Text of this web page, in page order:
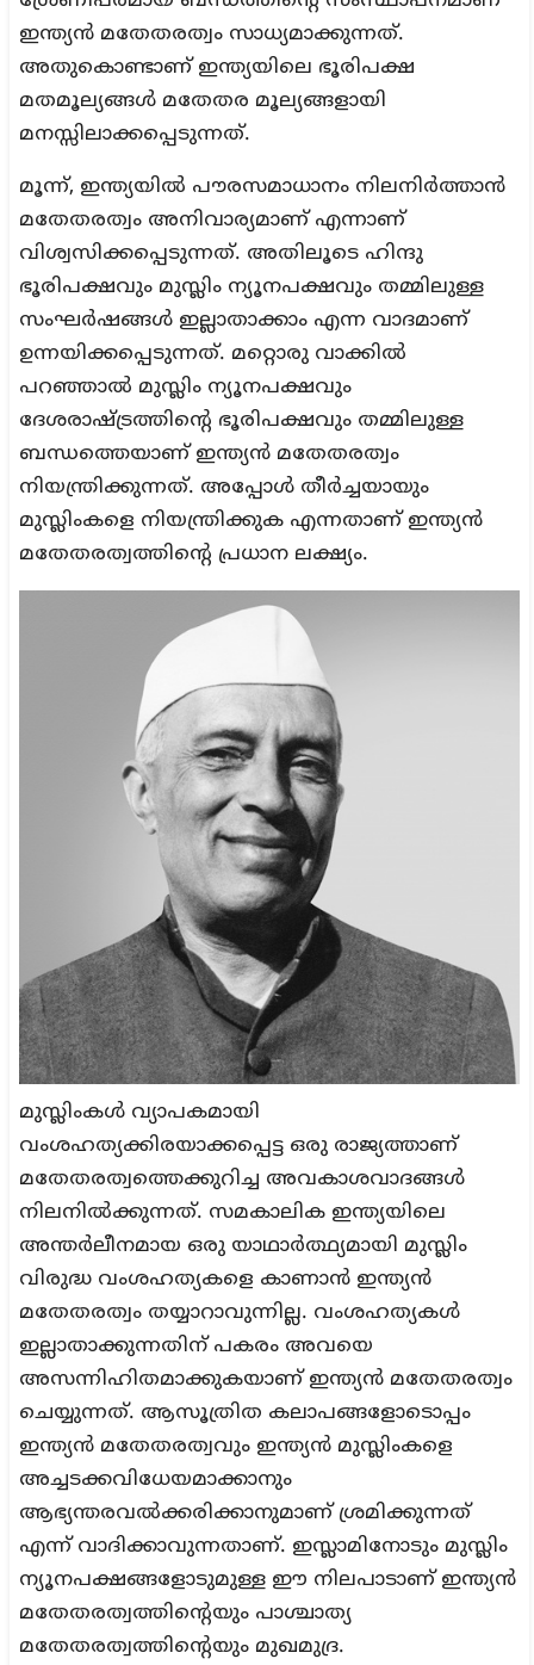
ഇന്ത്യന്‍ മതേതരത്വം സാധ്യമാക്കുന്നത്.
അതുകൊണ്ടാണ് ഇന്ത്യയിലെ ഭൂരിപക്ഷ
മതമൂല്യങ്ങള്‍ മതേതര മൂല്യങ്ങളായി
മനസ്സിലാക്കപ്പെടുന്നത്.
മൂന്ന്, ഇന്ത്യയില്‍ പൗരസമാധാനം നിലനിര്‍ത്താന്‍
മതേതരത്വം അനിവാര്യമാണ് എന്നാണ്
വിശ്വസിക്കപ്പെടുന്നത്. അതിലൂടെ ഹിന്ദു
ഭൂരിപക്ഷവും മുസ്ലിം ന്യൂനപക്ഷവും തമ്മിലുള്ള
സംഘര്‍ഷങ്ങള്‍ ഇല്ലാതാക്കാം എന്ന വാദമാണ്
ഉന്നയിക്കപ്പെടുന്നത്. മറ്റൊരു വാക്കില്‍
പറഞ്ഞാല്‍ മുസ്ലിം ന്യൂനപക്ഷവും
ദേശരാഷ്ട്രത്തിന്റെ ഭൂരിപക്ഷവും തമ്മിലുള്ള
ബന്ധത്തെയാണ് ഇന്ത്യന്‍ മതേതരത്വം
നിയന്ത്രിക്കുന്നത്. അപ്പോള്‍ തീര്‍ച്ചയായും
മുസ്ലിംകളെ നിയന്ത്രിക്കുക എന്നതാണ് ഇന്ത്യന്‍
മതേതരത്വത്തിന്റെ പ്രധാന ലക്ഷ്യം.
മുസ്ലിംകള്‍ വ്യാപകമായി
വംശഹത്യക്കിരയാക്കപ്പെട്ട ഒരു രാജ്യത്താണ്
മതേതരത്വത്തെക്കുറിച്ച അവകാശവാദങ്ങള്‍
നിലനില്‍ക്കുന്നത്. സമകാലിക ഇന്ത്യയിലെ
അന്തര്‍ലീനമായ ഒരു യാഥാര്‍ത്ഥ്യമായി മുസ്ലിം
വിരുദ്ധ വംശഹത്യകളെ കാണാന്‍ ഇന്ത്യന്‍
മതേതരത്വം തയ്യാറാവുന്നില്ല. വംശഹത്യകള്‍
ഇല്ലാതാക്കുന്നതിന് പകരം അവയെ
അസന്നിഹിതമാക്കുകയാണ് ഇന്ത്യന്‍ മതേതരത്വം
ചെയ്യുന്നത്. ആസൂത്രിത കലാപങ്ങളോടൊപ്പം
ഇന്ത്യന്‍ മതേതരത്വവും ഇന്ത്യന്‍ മുസ്ലിംകളെ
അച്ചടക്കവിധേയമാക്കാനും
ആഭ്യന്തരവല്‍ക്കരിക്കാനുമാണ് ശ്രമിക്കുന്നത്
എന്ന് വാദിക്കാവുന്നതാണ്. ഇസ്ലാമിനോടും മുസ്ലിം
ന്യൂനപക്ഷങ്ങളോടുമുള്ള ഈ നിലപാടാണ് ഇന്ത്യന്‍
മതേതരത്വത്തിന്റെയും പാശ്ചാത്യ
മതേതരത്വത്തിന്റെയും മുഖമുദ്ര.